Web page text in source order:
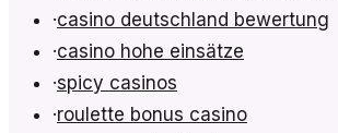
·casino deutschland bewertung
·casino hohe einsätze
·spicy casinos
·roulette bonus casino